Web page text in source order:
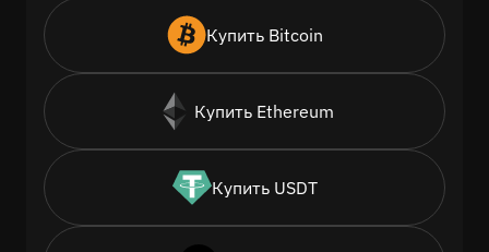
Купить Bitcoin
Купить Ethereum
Купить USDT